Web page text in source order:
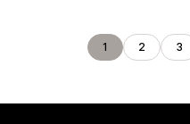
1 2 3